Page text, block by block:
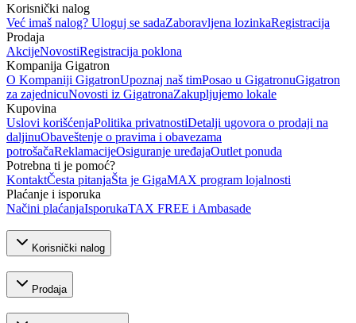
Korisnički nalog
Već imaš nalog? Uloguj se sadaZaboravljena lozinkaRegistracija
Prodaja
AkcijeNovostiRegistracija poklona
Kompanija Gigatron
O Kompaniji GigatronUpoznaj naš timPosao u GigatronuGigatron
za zajednicuNovosti iz GigatronaZakupljujemo lokale
Kupovina
Uslovi korišćenjaPolitika privatnostiDetalji ugovora o prodaji na
daljinuObaveštenje o pravima i obavezama
potrošačaReklamacijeOsiguranje uređajaOutlet ponuda
Potrebna ti je pomoć?
KontaktČesta pitanjaŠta je GigaMAX program lojalnosti
Plaćanje i isporuka
Načini plaćanjaIsporukaTAX FREE i Ambasade
Korisnički nalog
Prodaja